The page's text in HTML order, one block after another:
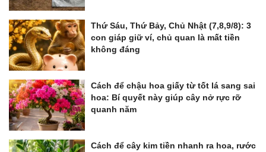
Thứ Sáu, Thứ Bảy, Chủ Nhật (7,8,9/8): 3
con giáp giữ ví, chủ quan là mất tiền
không đáng
Cách để chậu hoa giấy từ tốt lá sang sai
hoa: Bí quyết này giúp cây nở rực rỡ
quanh năm
Cách để cây kim tiền nhanh ra hoa, rước